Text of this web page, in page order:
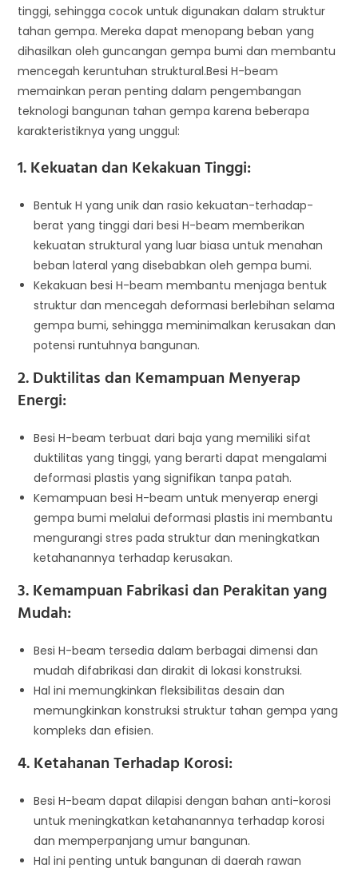
tinggi, sehingga cocok untuk digunakan dalam struktur
tahan gempa. Mereka dapat menopang beban yang
dihasilkan oleh guncangan gempa bumi dan membantu
mencegah keruntuhan struktural.Besi H-beam
memainkan peran penting dalam pengembangan
teknologi bangunan tahan gempa karena beberapa
karakteristiknya yang unggul:
1. Kekuatan dan Kekakuan Tinggi:
Bentuk H yang unik dan rasio kekuatan-terhadap-
berat yang tinggi dari besi H-beam memberikan
kekuatan struktural yang luar biasa untuk menahan
beban lateral yang disebabkan oleh gempa bumi.
Kekakuan besi H-beam membantu menjaga bentuk
struktur dan mencegah deformasi berlebihan selama
gempa bumi, sehingga meminimalkan kerusakan dan
potensi runtuhnya bangunan.
2. Duktilitas dan Kemampuan Menyerap
Energi:
Besi H-beam terbuat dari baja yang memiliki sifat
duktilitas yang tinggi, yang berarti dapat mengalami
deformasi plastis yang signifikan tanpa patah.
Kemampuan besi H-beam untuk menyerap energi
gempa bumi melalui deformasi plastis ini membantu
mengurangi stres pada struktur dan meningkatkan
ketahanannya terhadap kerusakan.
3. Kemampuan Fabrikasi dan Perakitan yang
Mudah:
Besi H-beam tersedia dalam berbagai dimensi dan
mudah difabrikasi dan dirakit di lokasi konstruksi.
Hal ini memungkinkan fleksibilitas desain dan
memungkinkan konstruksi struktur tahan gempa yang
kompleks dan efisien.
4. Ketahanan Terhadap Korosi:
Besi H-beam dapat dilapisi dengan bahan anti-korosi
untuk meningkatkan ketahanannya terhadap korosi
dan memperpanjang umur bangunan.
Hal ini penting untuk bangunan di daerah rawan